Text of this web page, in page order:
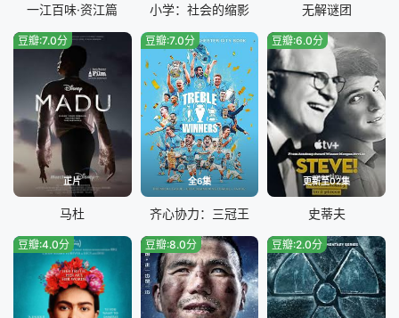
一江百味·资江篇 小学：社会的缩影 无解谜团
正片
豆瓣:7.0分
马杜
全6集
豆瓣:7.0分
齐心协力：三冠王
更新至02集
豆瓣:6.0分
史蒂夫
豆瓣:4.0分 豆瓣:8.0分 豆瓣:2.0分